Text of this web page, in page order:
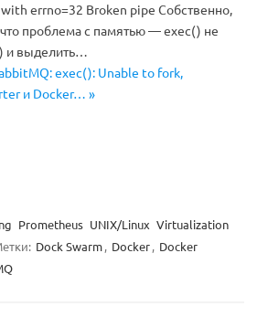
with errno=32 Broken pipe Собственно,
проблема с памятью — exec() не
и выделить…
exec(): Unable to fork,
и Docker… »
Prometheus UNIX/Linux Virtualization
Dock Swarm, Docker, Docker